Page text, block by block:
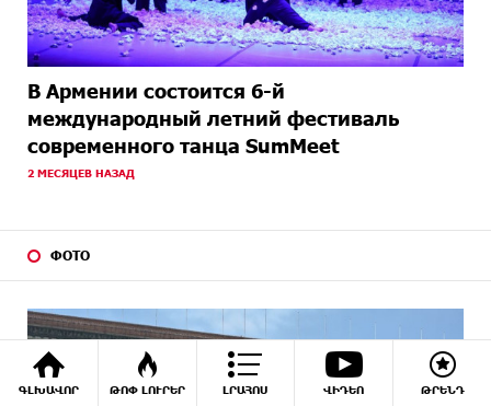
ԳԼԽԱՎՈՐ ԹՈՓ ԼՈՒՐԵՐ ԼՐԱՀՈՍ ՎԻԴԵՈ ԹՐԵՆԴ
В Армении состоится 6-й
международный летний фестиваль
современного танца SumMeet
2 МЕСЯЦЕВ НАЗАД
ФОТО